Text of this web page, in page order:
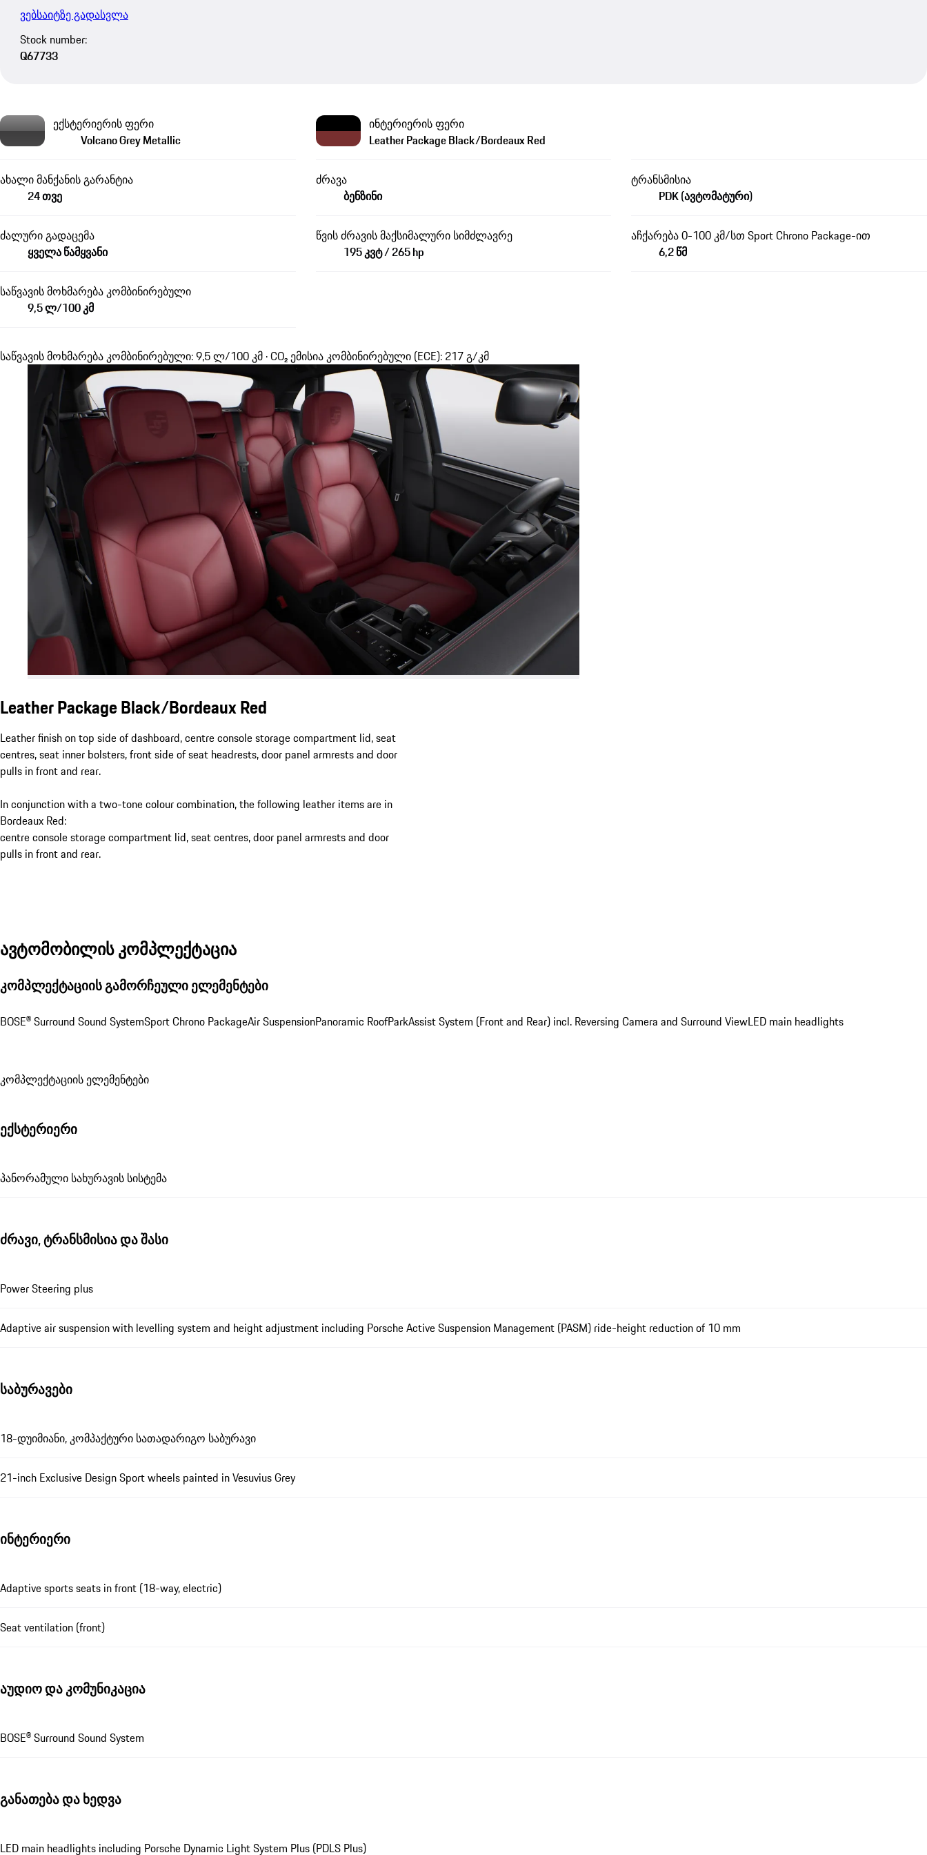
ვებსაიტზე გადასვლა
Stock number:
Q67733
ექსტერიერის ფერი
Volcano Grey Metallic
ინტერიერის ფერი
Leather Package Black/Bordeaux Red
ახალი მანქანის გარანტია
24 თვე
ძრავა
ბენზინი
ტრანსმისია
PDK (ავტომატური)
ძალური გადაცემა
ყველა წამყვანი
წვის ძრავის მაქსიმალური სიმძლავრე
195 კვტ / 265 hp
აჩქარება 0-100 კმ/სთ Sport Chrono Package-ით
6,2 წმ
საწვავის მოხმარება კომბინირებული
9,5 ლ/100 კმ
საწვავის მოხმარება კომბინირებული: 9,5 ლ/100 კმ · CO₂ ემისია კომბინირებული (ECE): 217 გ/კმ
Leather Package Black/Bordeaux Red
Leather finish on top side of dashboard, centre console storage compartment lid, seat
centres, seat inner bolsters, front side of seat headrests, door panel armrests and door
pulls in front and rear.
In conjunction with a two-tone colour combination, the following leather items are in
Bordeaux Red:
centre console storage compartment lid, seat centres, door panel armrests and door
pulls in front and rear.
ავტომობილის კომპლექტაცია
კომპლექტაციის გამორჩეული ელემენტები
BOSE® Surround Sound SystemSport Chrono PackageAir SuspensionPanoramic RoofParkAssist System (Front and Rear) incl. Reversing Camera and Surround ViewLED main headlights
კომპლექტაციის ელემენტები
ექსტერიერი
პანორამული სახურავის სისტემა
ძრავი, ტრანსმისია და შასი
Power Steering plus
Adaptive air suspension with levelling system and height adjustment including Porsche Active Suspension Management (PASM) ride-height reduction of 10 mm
საბურავები
18-დუიმიანი, კომპაქტური სათადარიგო საბურავი
21-inch Exclusive Design Sport wheels painted in Vesuvius Grey
ინტერიერი
Adaptive sports seats in front (18-way, electric)
Seat ventilation (front)
აუდიო და კომუნიკაცია
BOSE® Surround Sound System
განათება და ხედვა
LED main headlights including Porsche Dynamic Light System Plus (PDLS Plus)